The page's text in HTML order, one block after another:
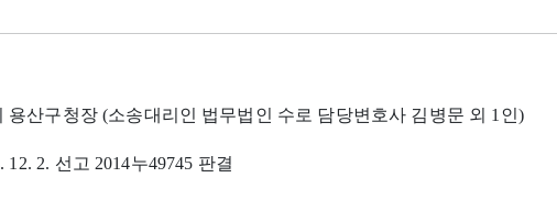
용산구청장 (소송대리인 법무법인 수로 담당변호사 김병문 외 1인)
12. 2. 선고 2014누49745 판결